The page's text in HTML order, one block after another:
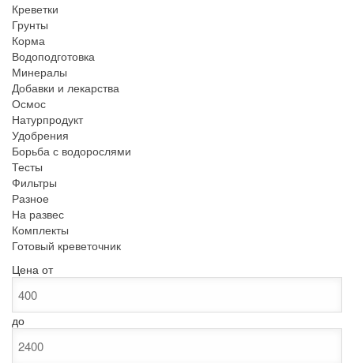
Креветки
Грунты
Корма
Водоподготовка
Минералы
Добавки и лекарства
Осмос
Натурпродукт
Удобрения
Борьба с водорослями
Тесты
Фильтры
Разное
На развес
Комплекты
Готовый креветочник
Цена от
до